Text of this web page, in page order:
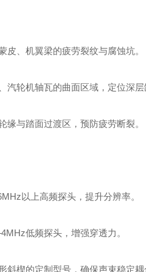
皮、机翼梁的疲劳裂纹与腐蚀坑。
汽轮机轴瓦的曲面区域，定位深层
缘与踏面过渡区，预防疲劳断裂。
以上高频探头，提升分辨率。
低频探头，增强穿透力。
斜楔的定制型号，确保声束稳定耦